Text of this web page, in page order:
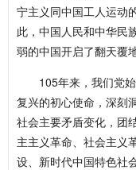
宁主义同中国工人运动
此，中国人民和中华民
弱的中国开启了翻天覆
105年来，我们党
复兴的初心使命，深刻
社会主要矛盾变化，团
主主义革命、社会主义
设、新时代中国特色社